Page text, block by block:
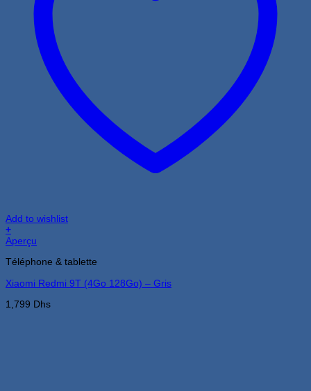
Add to wishlist
+
Aperçu
Téléphone & tablette
Xiaomi Redmi 9T (4Go 128Go) – Gris
1,799 Dhs